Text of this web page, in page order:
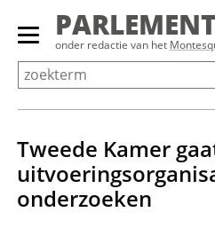
Overslaan
Primair
menu
tonen/verbergen
PARLEMENT
onder redactie van het
Tweede Kamer
onderzoeken